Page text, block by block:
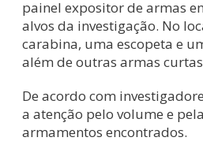
painel expositor de armas
alvos da investigação. No
carabina, uma escopeta e
além de outras armas
De acordo com
a atenção pelo volume e
armamentos encontrados.